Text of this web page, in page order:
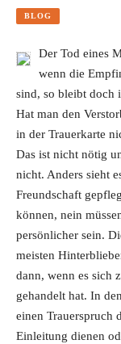
BLOG
Der Tod eines
wenn die
sind, so bleibt doch
Hat man den
in der Trauerkarte
Das ist nicht nötig
nicht. Anders sieht
Freundschaft
können, nein
persönlicher sein.
meisten
dann, wenn es sich
gehandelt hat. In
einen Trauerspruch
Einleitung dienen